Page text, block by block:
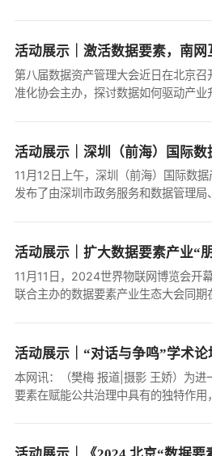
第八届数据资产管理大会近日在北京
准化协会主办，探讨数据如何驱动产业
11月12日上午，深圳（前海）国际数
发布了由深圳市政务服务和数据管理局
11月11日，2024世界物联网博览会开
联合主办的数据要素产业生态大会同期
本网讯：（樊梅 报道|摄影 王娇）为进
要素在赋能公共治理中具有的独特作用